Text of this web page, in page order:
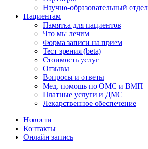
Научно-образовательный отдел
Пациентам
Памятка для пациентов
Что мы лечим
Форма записи на прием
Тест зрения (beta)
Стоимость услуг
Отзывы
Вопросы и ответы
Мед. помощь по ОМС и ВМП
Платные услуги и ДМС
Лекарственное обеспечение
Новости
Контакты
Онлайн запись